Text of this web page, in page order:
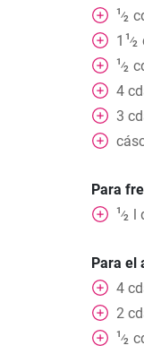
1⁄2
1 1⁄2
1⁄2
4
3
Para
1⁄2 l
Para el
4
2
1⁄2